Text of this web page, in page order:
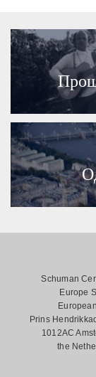
Schuman
Europe
Prins
1012AC
the